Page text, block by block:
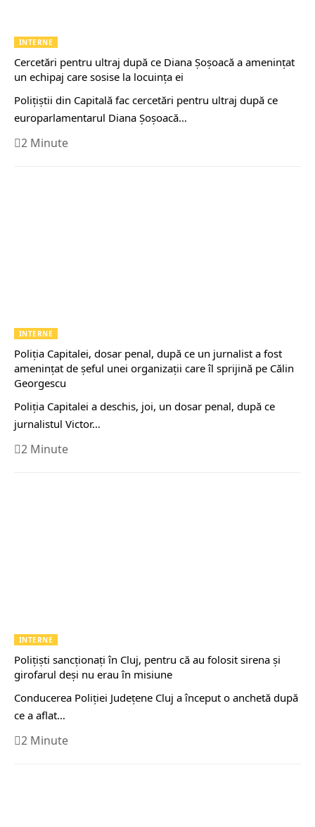
INTERNE
Cercetări pentru ultraj după ce Diana Şoşoacă a ameninţat
un echipaj care sosise la locuinţa ei
Poliţiştii din Capitală fac cercetări pentru ultraj după ce
europarlamentarul Diana Şoşoacă…
2 Minute
INTERNE
Poliţia Capitalei, dosar penal, după ce un jurnalist a fost
ameninţat de şeful unei organizaţii care îl sprijină pe Călin
Georgescu
Poliţia Capitalei a deschis, joi, un dosar penal, după ce
jurnalistul Victor…
2 Minute
INTERNE
Polițiști sancționați în Cluj, pentru că au folosit sirena și
girofarul deși nu erau în misiune
Conducerea Poliţiei Judeţene Cluj a început o anchetă după
ce a aflat…
2 Minute